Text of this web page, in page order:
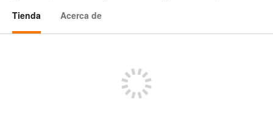
Tienda
Acerca de